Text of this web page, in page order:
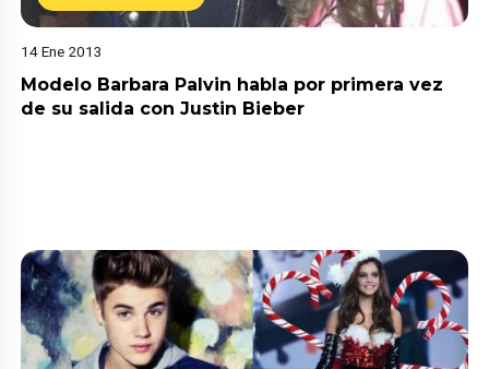
14 Ene 2013
Modelo Barbara Palvin habla por primera vez
de su salida con Justin Bieber